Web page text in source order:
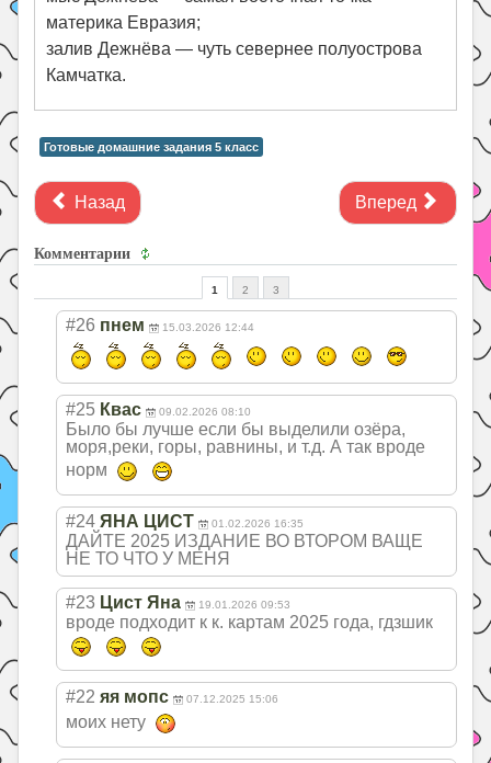
материка Евразия;
залив Дежнёва — чуть севернее полуострова
Камчатка.
Готовые домашние задания 5 класс
Назад Вперед
Комментарии
1 2 3
#26 пнем 15.03.2026 12:44
#25 Квас 09.02.2026 08:10
Было бы лучше если бы выделили озёра,
моря,реки, горы, равнины, и т.д. А так вроде
норм
#24 ЯНА ЦИСТ 01.02.2026 16:35
ДАЙТЕ 2025 ИЗДАНИЕ ВО ВТОРОМ ВАЩЕ
НЕ ТО ЧТО У МЕНЯ
#23 Цист Яна 19.01.2026 09:53
вроде подходит к к. картам 2025 года, гдзшик
#22 яя мопс 07.12.2025 15:06
моих нету